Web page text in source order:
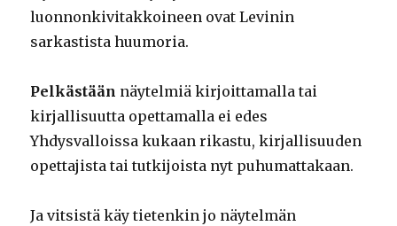
luonnonkivitakkoineen ovat Levinin
sarkastista huumoria.
Pelkästään näytelmiä kirjoittamalla tai
kirjallisuutta opettamalla ei edes
Yhdysvalloissa kukaan rikastu, kirjallisuuden
opettajista tai tutkijoista nyt puhumattakaan.
Ja vitsistä käy tietenkin jo näytelmän